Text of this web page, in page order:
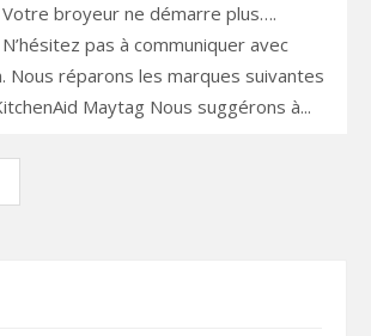
Votre broyeur ne démarre plus….
N’hésitez pas à communiquer avec
Nous réparons les marques suivantes
Maytag Nous suggérons à...